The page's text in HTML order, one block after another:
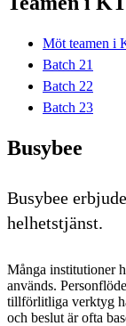
Möt teamen i
Batch 21
Batch 22
Batch 23
Busybee
Busybee
helhetstjänst.
Många institutioner
används.
tillförlitliga verktyg
och beslut är ofta